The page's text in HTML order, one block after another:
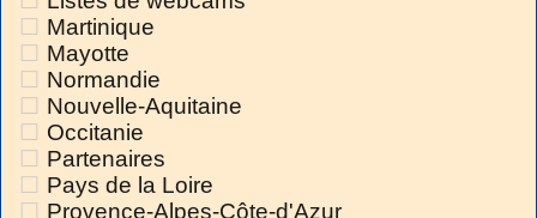
Martinique
Mayotte
Normandie
Nouvelle-Aquitaine
Occitanie
Partenaires
Pays de la Loire
Provence-Alpes-Côte-d'Azur